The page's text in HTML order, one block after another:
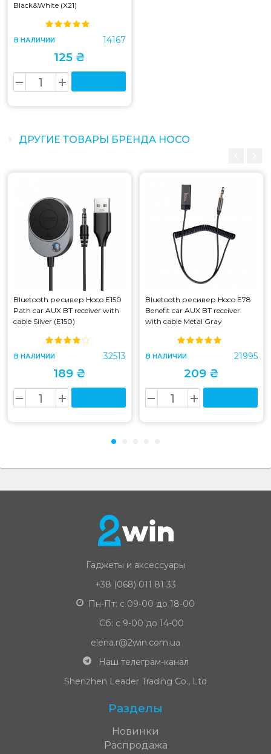
Black&White (X21)
В НАЛИЧИИ 14167
125 ₴
ДРУГИЕ ТОВАРЫ БРЕНДА HOCO
Bluetooth ресивер Hoco E150
Path car AUX BT receiver with
cable Silver (E150)
В НАЛИЧИИ 32513
189 ₴
Bluetooth ресивер Hoco E78
Benefit car AUX BT receiver
with cable Metal Gray
В НАЛИЧИИ 21995
209 ₴
Гаджеты и аксессуары
+38 (068) 011 81 33
Пн-Пт: с 09-00 до 18-00
Сб: с 9-00 до 14-00
elena.r@2win.com.ua
Наш телеграм-канал
Shenzhen Leader Trading Co., Ltd
Разделы
Новинки
Распродажа